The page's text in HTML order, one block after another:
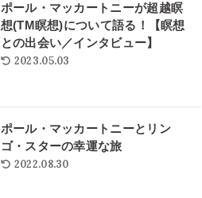
ポール・マッカートニーが超越瞑
想(TM瞑想)について語る！【瞑想
との出会い／インタビュー】
2023.05.03
ポール・マッカートニーとリン
ゴ・スターの幸運な旅
2022.08.30